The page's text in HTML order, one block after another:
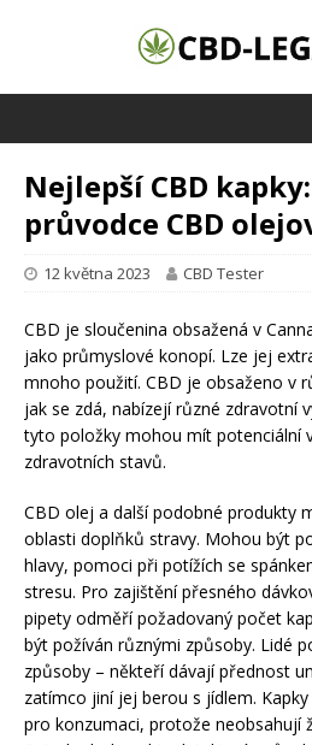
Nejlepší CBD
průvodce CBD
12 května 2023 CBD Tester
CBD je sloučenina obsažená v
jako průmyslové konopí. Lze jej
mnoho použití. CBD je obsaženo v
jak se zdá, nabízejí různé zdravotní
tyto položky mohou mít potenciální
zdravotních stavů.
CBD olej a další podobné produkty
oblasti doplňků stravy. Mohou být
hlavy, pomoci při potížích se
stresu. Pro zajištění přesného
pipety odměří požadovaný počet
být požíván různými způsoby. Lidé
způsoby – někteří dávají přednost
zatímco jiní jej berou s jídlem.
pro konzumaci, protože neobsahují